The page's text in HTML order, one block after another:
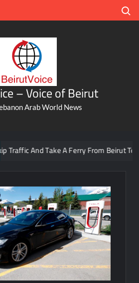
– Voice of Beirut
Arab World News
And Take A Ferry From Beirut To